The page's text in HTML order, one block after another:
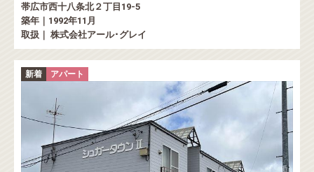
帯広市西十八条北２丁目19-5
築年｜1992年11月
取扱｜ 株式会社アール･グレイ
新着 アパート